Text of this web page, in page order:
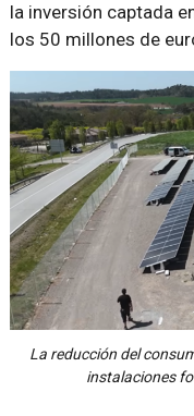
la inversión captada
los 50 millones de
La reducción del
instalaciones